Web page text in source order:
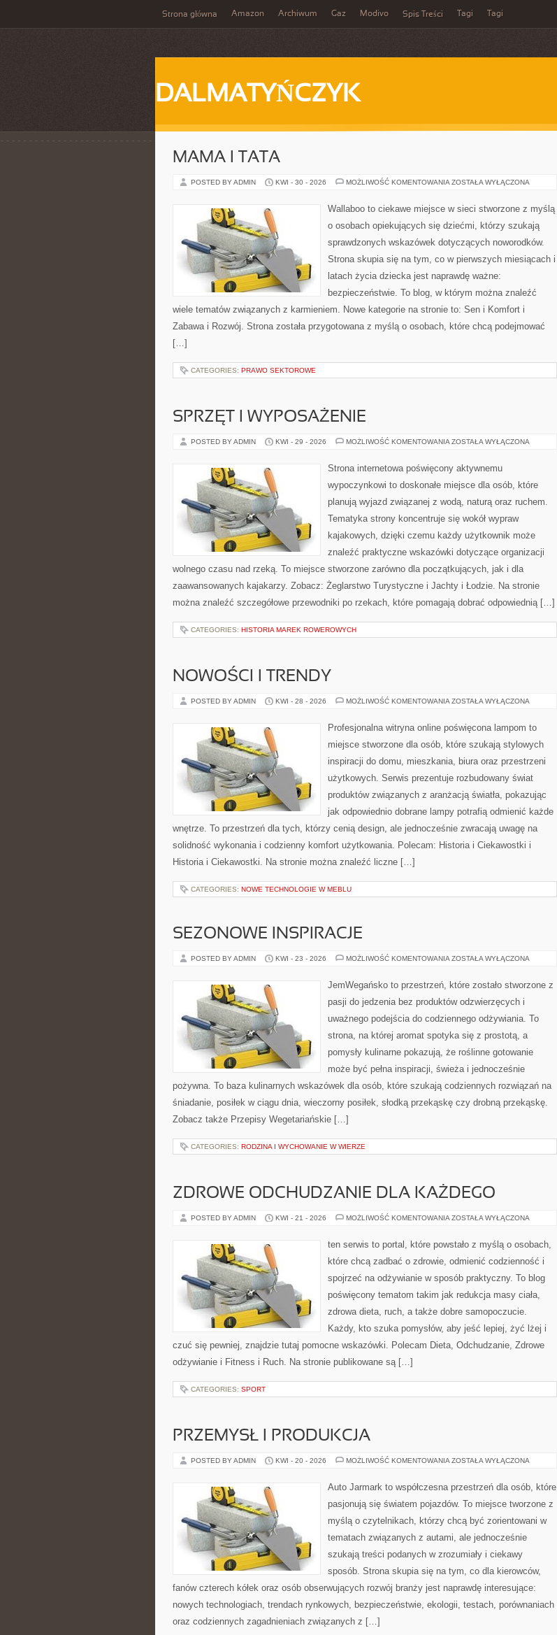
Strona główna Amazon Archiwum Gaz Modivo Spis Treści Tagi Tagi
DALMATYŃCZYK
MAMA I TATA
POSTED BY ADMIN KWI - 30 - 2026 MOŻLIWOŚĆ KOMENTOWANIA MAMA
ZOSTAŁA WYŁĄCZONA
Wallaboo to ciekawe miejsce w sieci stworzone z myślą
o osobach opiekujących się dziećmi, którzy szukają
sprawdzonych wskazówek dotyczących noworodków.
Strona skupia się na tym, co w pierwszych miesiącach i
latach życia dziecka jest naprawdę ważne:
bezpieczeństwie. To blog, w którym można znaleźć
wiele tematów związanych z karmieniem. Nowe kategorie na stronie to: Sen i Komfort i
Zabawa i Rozwój. Strona została przygotowana z myślą o osobach, które chcą podejmować
[…]
CATEGORIES: PRAWO SEKTOROWE
SPRZĘT I WYPOSAŻENIE
POSTED BY ADMIN KWI - 29 - 2026 MOŻLIWOŚĆ KOMENTOWANIA SPRZĘT
ZOSTAŁA WYŁĄCZONA
Strona internetowa poświęcony aktywnemu
wypoczynkowi to doskonałe miejsce dla osób, które
planują wyjazd związanej z wodą, naturą oraz ruchem.
Tematyka strony koncentruje się wokół wypraw
kajakowych, dzięki czemu każdy użytkownik może
znaleźć praktyczne wskazówki dotyczące organizacji
wolnego czasu nad rzeką. To miejsce stworzone zarówno dla początkujących, jak i dla
zaawansowanych kajakarzy. Zobacz: Żeglarstwo Turystyczne i Jachty i Łodzie. Na stronie
można znaleźć szczegółowe przewodniki po rzekach, które pomagają dobrać odpowiednią […]
CATEGORIES: HISTORIA MAREK ROWEROWYCH
NOWOŚCI I TRENDY
POSTED BY ADMIN KWI - 28 - 2026 MOŻLIWOŚĆ KOMENTOWANIA NOWOŚCI
ZOSTAŁA WYŁĄCZONA
Profesjonalna witryna online poświęcona lampom to
miejsce stworzone dla osób, które szukają stylowych
inspiracji do domu, mieszkania, biura oraz przestrzeni
użytkowych. Serwis prezentuje rozbudowany świat
produktów związanych z aranżacją światła, pokazując
jak odpowiednio dobrane lampy potrafią odmienić każde
wnętrze. To przestrzeń dla tych, którzy cenią design, ale jednocześnie zwracają uwagę na
solidność wykonania i codzienny komfort użytkowania. Polecam: Historia i Ciekawostki i
Historia i Ciekawostki. Na stronie można znaleźć liczne […]
CATEGORIES: NOWE TECHNOLOGIE W MEBLU
SEZONOWE INSPIRACJE
POSTED BY ADMIN KWI - 23 - 2026 MOŻLIWOŚĆ KOMENTOWANIA SEZONOWE
ZOSTAŁA WYŁĄCZONA
JemWegańsko to przestrzeń, które zostało stworzone z
pasji do jedzenia bez produktów odzwierzęcych i
uważnego podejścia do codziennego odżywiania. To
strona, na której aromat spotyka się z prostotą, a
pomysły kulinarne pokazują, że roślinne gotowanie
może być pełna inspiracji, świeża i jednocześnie
pożywna. To baza kulinarnych wskazówek dla osób, które szukają codziennych rozwiązań na
śniadanie, posiłek w ciągu dnia, wieczorny posiłek, słodką przekąskę czy drobną przekąskę.
Zobacz także Przepisy Wegetariańskie […]
CATEGORIES: RODZINA I WYCHOWANIE W WIERZE
ZDROWE ODCHUDZANIE DLA KAŻDEGO
POSTED BY ADMIN KWI - 21 - 2026 MOŻLIWOŚĆ KOMENTOWANIA ZDROWE
KAŻDEGO
ZOSTAŁA WYŁĄCZONA
ten serwis to portal, które powstało z myślą o osobach,
które chcą zadbać o zdrowie, odmienić codzienność i
spojrzeć na odżywianie w sposób praktyczny. To blog
poświęcony tematom takim jak redukcja masy ciała,
zdrowa dieta, ruch, a także dobre samopoczucie.
Każdy, kto szuka pomysłów, aby jeść lepiej, żyć lżej i
czuć się pewniej, znajdzie tutaj pomocne wskazówki. Polecam Dieta, Odchudzanie, Zdrowe
odżywianie i Fitness i Ruch. Na stronie publikowane są […]
CATEGORIES: SPORT
PRZEMYSŁ I PRODUKCJA
POSTED BY ADMIN KWI - 20 - 2026 MOŻLIWOŚĆ KOMENTOWANIA PRZEMYSŁ
ZOSTAŁA WYŁĄCZONA
Auto Jarmark to współczesna przestrzeń dla osób, które
pasjonują się światem pojazdów. To miejsce tworzone z
myślą o czytelnikach, którzy chcą być zorientowani w
tematach związanych z autami, ale jednocześnie
szukają treści podanych w zrozumiały i ciekawy
sposób. Strona skupia się na tym, co dla kierowców,
fanów czterech kółek oraz osób obserwujących rozwój branży jest naprawdę interesujące:
nowych technologiach, trendach rynkowych, bezpieczeństwie, ekologii, testach, porównaniach
oraz codziennych zagadnieniach związanych z […]